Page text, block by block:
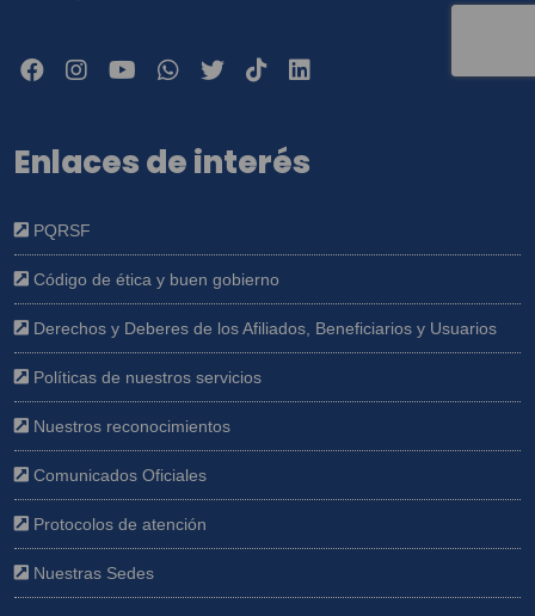
conocer, actualizar, rectificar y suprimir mis
declaro que poseo autorización, de los
SUBSIDIO FAMILIAR "CAJASAN" les dé
consignadas en la Política.
Enlaces de interés
PQRSF
Código de ética y buen gobierno
Derechos y Deberes de los Afiliados, Beneficiarios y Usuarios
Políticas de nuestros servicios
Nuestros reconocimientos
Comunicados Oficiales
Protocolos de atención
Nuestras Sedes